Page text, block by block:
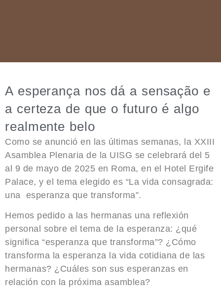
A esperança nos dá a sensação e
a certeza de que o futuro é algo
realmente belo
Como se anunció en las últimas semanas, la XXIII
Asamblea Plenaria de la UISG se celebrará del 5
al 9 de mayo de 2025 en Roma, en el Hotel Ergife
Palace, y el tema elegido es “La vida consagrada:
una esperanza que transforma”.
Hemos pedido a las hermanas una reflexión
personal sobre el tema de la esperanza: ¿qué
significa “esperanza que transforma”? ¿Cómo
transforma la esperanza la vida cotidiana de las
hermanas? ¿Cuáles son sus esperanzas en
relación con la próxima asamblea?